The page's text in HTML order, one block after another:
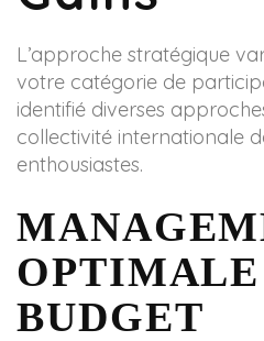
L’approche stratégique
votre catégorie de
identifié diverses
collectivité internationale
enthousiastes.
BUDGET